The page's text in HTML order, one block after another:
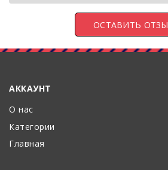
АККАУНТ
О нас
Категории
Главная